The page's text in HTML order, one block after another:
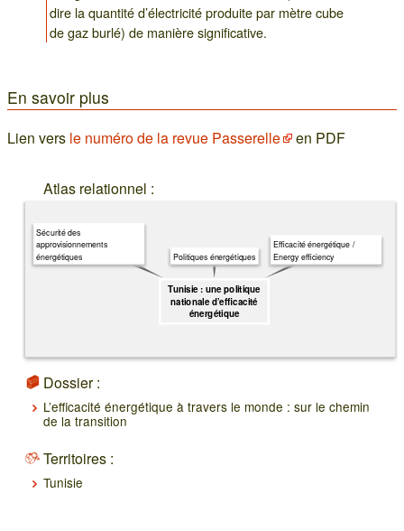
dire la quantité d’électricité produite par mètre cube
de gaz burlé) de manière significative.
En savoir plus
Lien vers le numéro de la revue Passerelle en PDF
Atlas relationnel :
Tunisie : une politique
nationale d’efficacité
énergétique
Efficacité énergétique /
Energy efficiency
Politiques énergétiques
Sécurité des
approvisionnements
énergétiques
Dossier :
L’efficacité énergétique à travers le monde : sur le chemin
de la transition
Territoires :
Tunisie